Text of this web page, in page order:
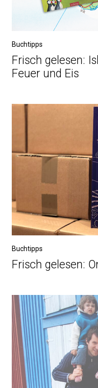
Buchtipps
Frisch gelesen:
Feuer und Eis
Buchtipps
Frisch gelesen: